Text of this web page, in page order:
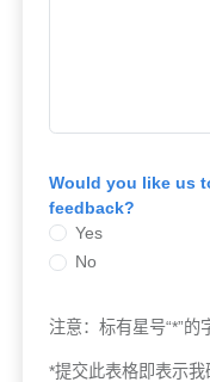
Would you like us
feedback?
Yes
No
注意：标有星号“*”的
*提交此表格即表示